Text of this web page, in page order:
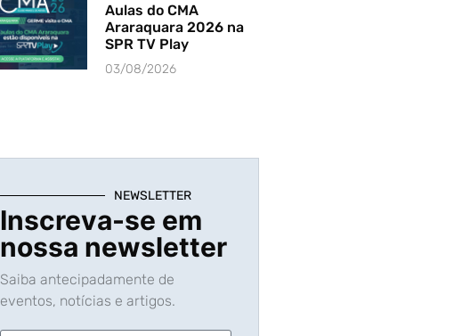
Aulas do CMA
Araraquara 2026 na
SPR TV Play
03/08/2026
NEWSLETTER
Inscreva-se em
nossa newsletter
Saiba antecipadamente de
eventos, notícias e artigos.